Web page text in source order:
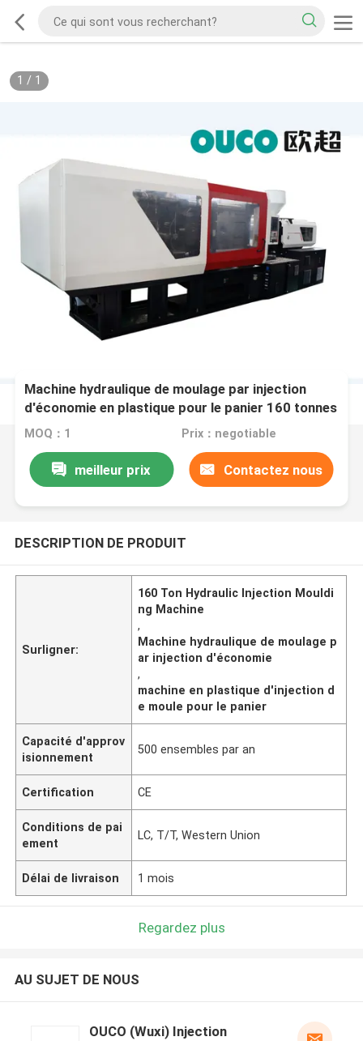
1 / 1
Machine hydraulique de moulage par injection
d'économie en plastique pour le panier 160 tonnes
MOQ：1 Prix：negotiable
meilleur prix Contactez nous
DESCRIPTION DE PRODUIT
Surligner:
160 Ton Hydraulic Injection Mouldi
ng Machine
,
Machine hydraulique de moulage p
ar injection d'économie
,
machine en plastique d'injection d
e moule pour le panier
Capacité d'approv
isionnement
500 ensembles par an
Certification CE
Conditions de pai
ement
LC, T/T, Western Union
Délai de livraison 1 mois
Regardez plus
AU SUJET DE NOUS
OUCO (Wuxi) Injection